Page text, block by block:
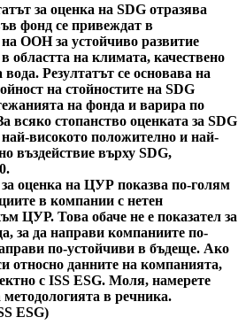
за оценка на SDG отразява
фонд се привеждат в
на ООН за устойчиво развитие
областта на климата, качествено
Резултатът се основава на
на стойностите на SDG
на фонда и варира по
всяко стопанство оценката за SDG
високото положително и най-
въздействие върху SDG,
оценка на ЦУР показва по-голям
в компании с нетен
ЦУР. Това обаче не е показател за
за да направи компаниите по-
по-устойчиви в бъдеще. Ако
относно данните на компанията,
с ISS ESG. Моля, намерете
в речника.
ESG)